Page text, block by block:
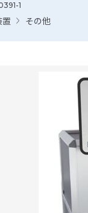
1
置 その他